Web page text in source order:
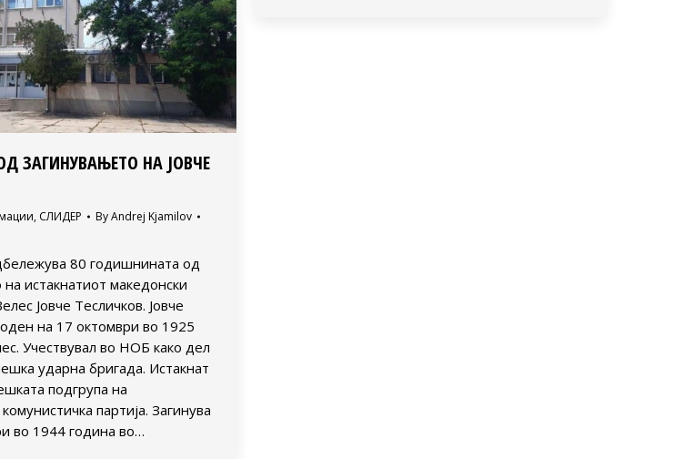
ЗАГИНУВАЊЕТО НА ЈОВЧЕ
, СЛИДЕР ByAndrej Kjamilov
80 годишнината од
истакнатиот македонски
Јовче Тесличков. Јовче
на 17 октомври во 1925
Учествувал во НОБ како дел
ударна бригада. Истакнат
подгрупа на
партија. Загинува
во 1944 година во…